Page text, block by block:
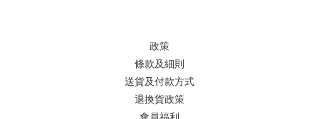
政策
條款及細則
送貨及付款方式
退換貨政策
會員福利